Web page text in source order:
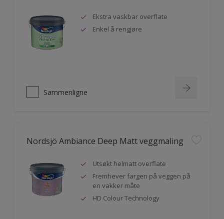
Ekstra vaskbar overflate
Enkel å rengjøre
Sammenligne
Nordsjö Ambiance Deep Matt veggmaling
Utsøkt helmatt overflate
Fremhever fargen på veggen på
en vakker måte
HD Colour Technology